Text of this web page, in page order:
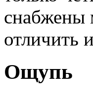
снабжены
отличить
Ощупь